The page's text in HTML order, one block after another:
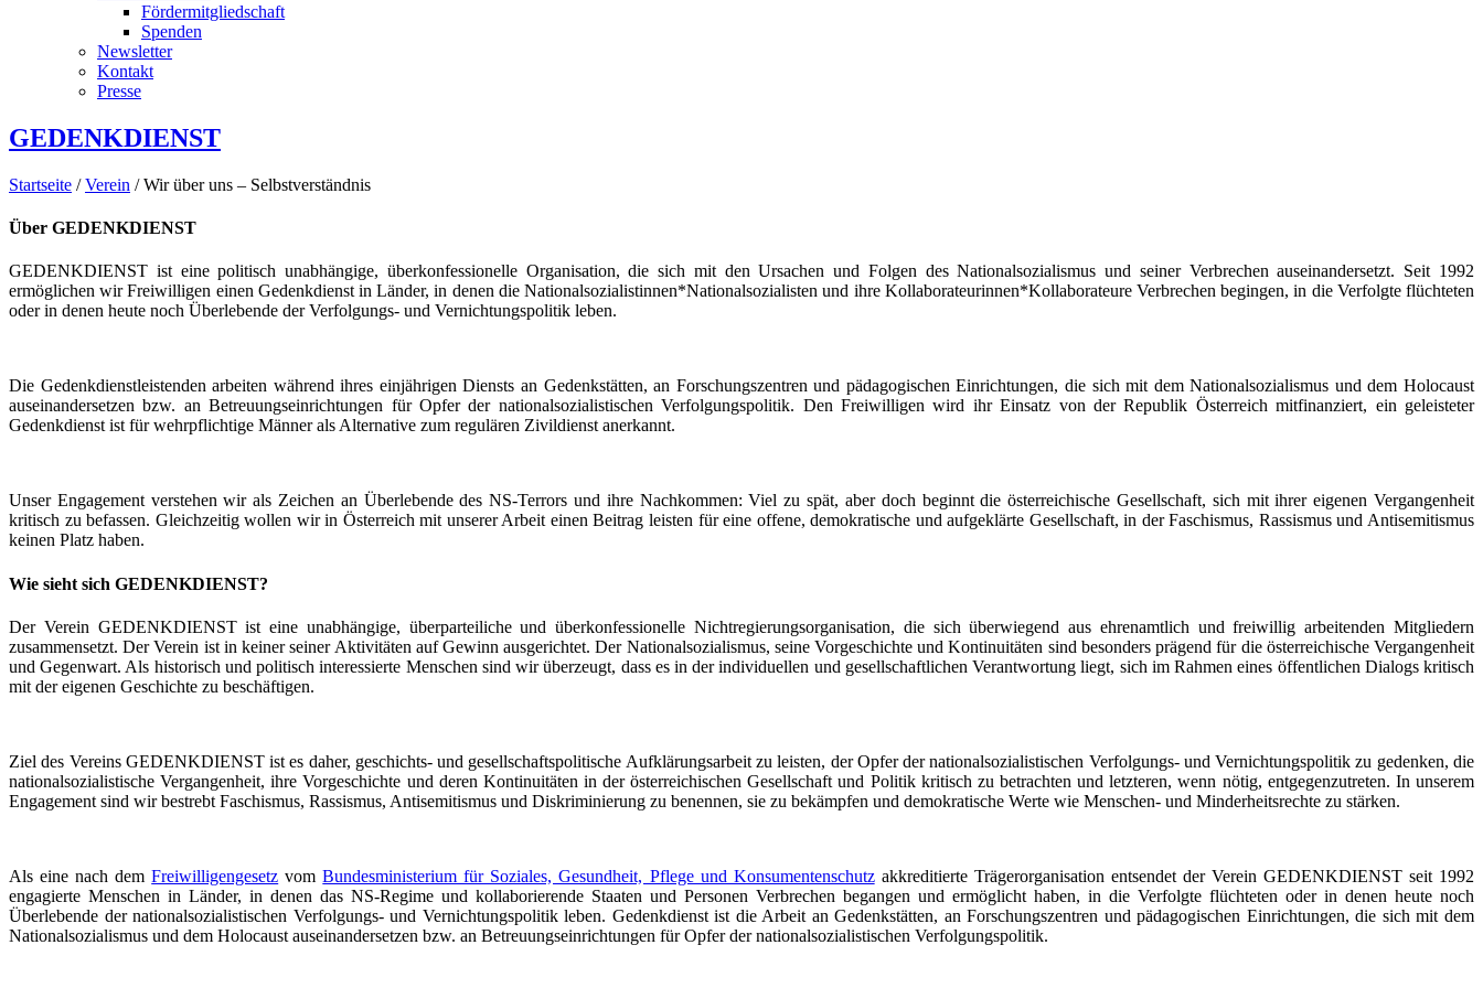
Fördermitgliedschaft
Spenden
Newsletter
Kontakt
Presse
GEDENKDIENST
Startseite /Verein / Wir über uns – Selbstverständnis
Über GEDENKDIENST
GEDENKDIENST ist eine politisch unabhängige, überkonfessionelle Organisation, die sich mit den Ursachen und Folgen des Nationalsozialismus und seiner Verbrechen auseinandersetzt. Seit 1992
ermöglichen wir Freiwilligen einen Gedenkdienst in Länder, in denen die Nationalsozialistinnen*Nationalsozialisten und ihre Kollaborateurinnen*Kollaborateure Verbrechen begingen, in die Verfolgte flüchteten
oder in denen heute noch Überlebende der Verfolgungs- und Vernichtungspolitik leben.
Die Gedenkdienstleistenden arbeiten während ihres einjährigen Diensts an Gedenkstätten, an Forschungszentren und pädagogischen Einrichtungen, die sich mit dem Nationalsozialismus und dem Holocaust
auseinandersetzen bzw. an Betreuungseinrichtungen für Opfer der nationalsozialistischen Verfolgungspolitik. Den Freiwilligen wird ihr Einsatz von der Republik Österreich mitfinanziert, ein geleisteter
Gedenkdienst ist für wehrpflichtige Männer als Alternative zum regulären Zivildienst anerkannt.
Unser Engagement verstehen wir als Zeichen an Überlebende des NS-Terrors und ihre Nachkommen: Viel zu spät, aber doch beginnt die österreichische Gesellschaft, sich mit ihrer eigenen Vergangenheit
kritisch zu befassen. Gleichzeitig wollen wir in Österreich mit unserer Arbeit einen Beitrag leisten für eine offene, demokratische und aufgeklärte Gesellschaft, in der Faschismus, Rassismus und Antisemitismus
keinen Platz haben.
Wie sieht sich GEDENKDIENST?
Der Verein GEDENKDIENST ist eine unabhängige, überparteiliche und überkonfessionelle Nichtregierungsorganisation, die sich überwiegend aus ehrenamtlich und freiwillig arbeitenden Mitgliedern
zusammensetzt. Der Verein ist in keiner seiner Aktivitäten auf Gewinn ausgerichtet. Der Nationalsozialismus, seine Vorgeschichte und Kontinuitäten sind besonders prägend für die österreichische Vergangenheit
und Gegenwart. Als historisch und politisch interessierte Menschen sind wir überzeugt, dass es in der individuellen und gesellschaftlichen Verantwortung liegt, sich im Rahmen eines öffentlichen Dialogs kritisch
mit der eigenen Geschichte zu beschäftigen.
Ziel des Vereins GEDENKDIENST ist es daher, geschichts- und gesellschaftspolitische Aufklärungsarbeit zu leisten, der Opfer der nationalsozialistischen Verfolgungs- und Vernichtungspolitik zu gedenken, die
nationalsozialistische Vergangenheit, ihre Vorgeschichte und deren Kontinuitäten in der österreichischen Gesellschaft und Politik kritisch zu betrachten und letzteren, wenn nötig, entgegenzutreten. In unserem
Engagement sind wir bestrebt Faschismus, Rassismus, Antisemitismus und Diskriminierung zu benennen, sie zu bekämpfen und demokratische Werte wie Menschen- und Minderheitsrechte zu stärken.
Als eine nach demFreiwilligengesetz vomBundesministerium für Soziales, Gesundheit, Pflege und Konsumentenschutzakkreditierte Trägerorganisation entsendet der Verein GEDENKDIENST seit 1992
engagierte Menschen in Länder, in denen das NS-Regime und kollaborierende Staaten und Personen Verbrechen begangen und ermöglicht haben, in die Verfolgte flüchteten oder in denen heute noch
Überlebende der nationalsozialistischen Verfolgungs- und Vernichtungspolitik leben. Gedenkdienst ist die Arbeit an Gedenkstätten, an Forschungszentren und pädagogischen Einrichtungen, die sich mit dem
Nationalsozialismus und dem Holocaust auseinandersetzen bzw. an Betreuungseinrichtungen für Opfer der nationalsozialistischen Verfolgungspolitik.